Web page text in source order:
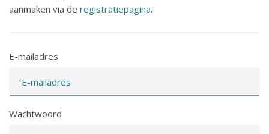
aanmaken via de registratiepagina.
E-mailadres
Wachtwoord